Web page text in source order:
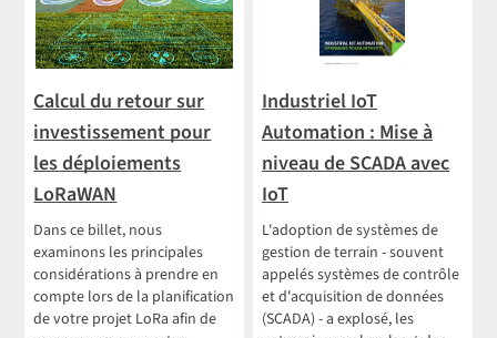
Calcul du retour sur
investissement pour
les déploiements
LoRaWAN
Dans ce billet, nous
examinons les principales
considérations à prendre en
compte lors de la planification
de votre projet LoRa afin de
Industriel IoT
Automation : Mise à
niveau de SCADA avec
IoT
L'adoption de systèmes de
gestion de terrain - souvent
appelés systèmes de contrôle
et d'acquisition de données
(SCADA) - a explosé, les